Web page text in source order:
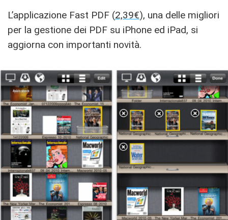
L’applicazione Fast PDF (2,39€), una delle migliori
per la gestione dei PDF su iPhone ed iPad, si
aggiorna con importanti novità.